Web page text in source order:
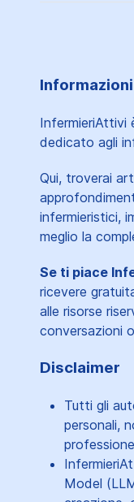
Informazioni
InfermieriAttivi
dedicato agli
Qui, troverai
infermieristici,
meglio la
Se ti piace
ricevere
alle risorse
conversazioni
Disclaimer
Tutti gli
personali,
Model